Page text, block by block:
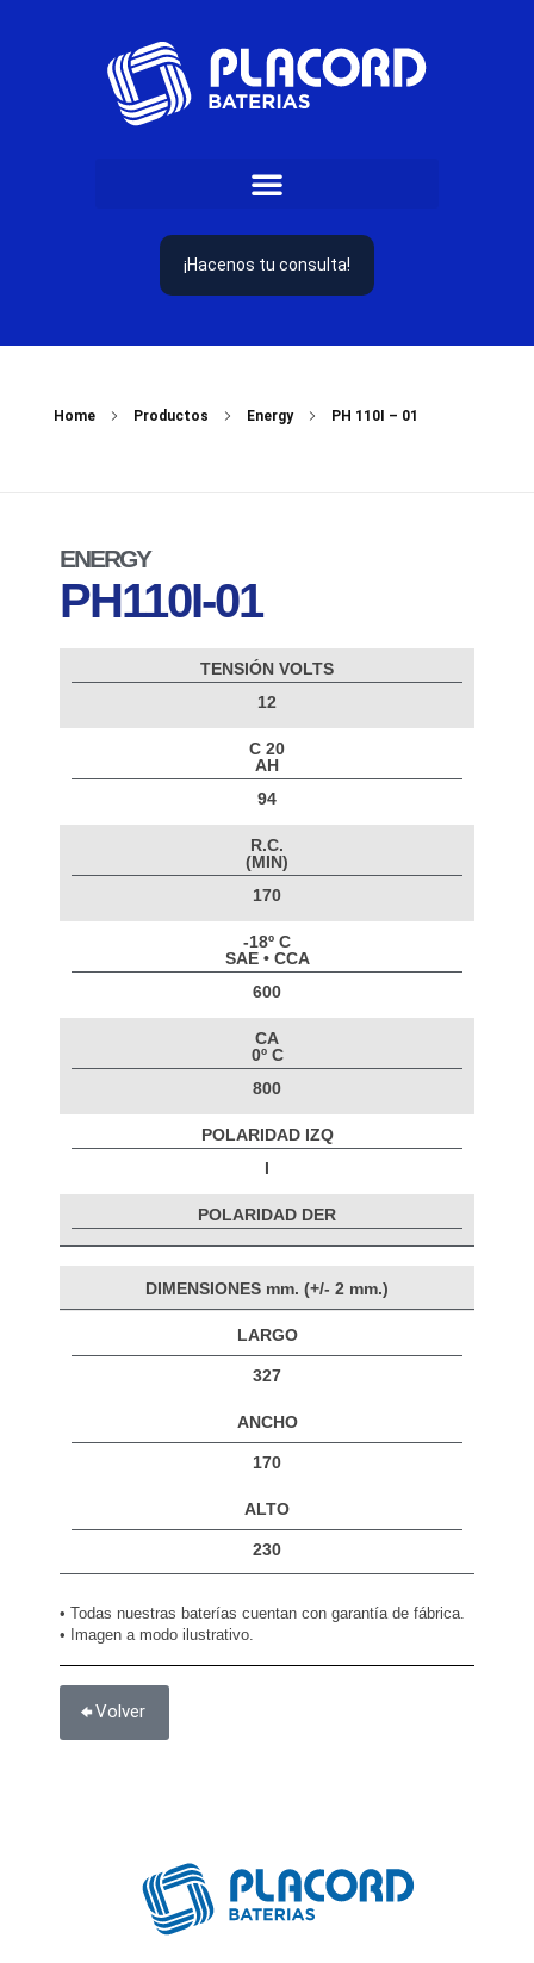
¡Hacenos tu consulta!
Home Productos Energy PH 110I – 01
ENERGY
PH110I-01
TENSIÓN VOLTS
12
C 20
AH
94
R.C.
(MIN)
170
-18º C
SAE • CCA
600
CA
0º C
800
POLARIDAD IZQ
I
POLARIDAD DER
DIMENSIONES mm. (+/- 2 mm.)
LARGO
327
ANCHO
170
ALTO
230
• Todas nuestras baterías cuentan con garantía de fábrica.
• Imagen a modo ilustrativo.
Volver